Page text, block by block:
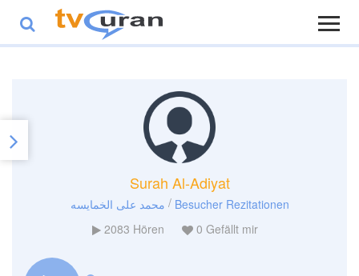
Surah Al-Adiyat
محمد على الخمايسه / Besucher Rezitationen
2083 Hören 0 Gefällt mir